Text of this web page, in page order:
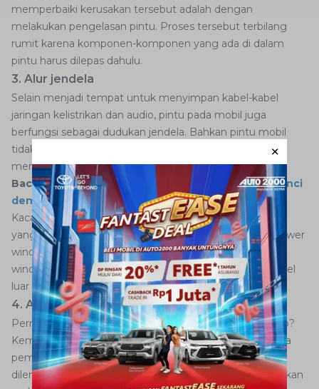
memperbaiki kerusakan tersebut adalah dengan
melakukan pengelasan pintu. Proses tersebut terbilang
rumit karena komponen-komponen yang ada di dalam
pintu harus dilepas dahulu.
3. Alur jendela
Selain menjadi tempat untuk menyimpan kabel-kabel
jaringan kelistrikan dan audio, pintu pada mobil juga
berfungsi sebagai dudukan jendela. Bahkan pintu mobil
tidak hanya menjadi dudukan kaca jendela, tetapi juga
menyimpan seluruh komponen power window mobil.
Baca Juga:4 Penyebab Pintu Mobil Tidak Bisa Dikunci
dengan Remote
Kaca jendela mobil terpasang pada bagian alur jendela
yang ada pada pintu. Sedangkan seluruh komponen power
window seperti baterai dan motor penggerak power
window terletak pada celah antara panel dalam dan panel
luar pintu mobil.
4. Alur karet
Pernah mengalami pintu mobil sulit dibuka atau ditutup?
Kemungkinan besar karet pintu sudah getas karena usia
pemakaian yang panjang. Ya, bagian pintu mobil juga
dilengkapi dengan produk karet pelindung yang diletakkan